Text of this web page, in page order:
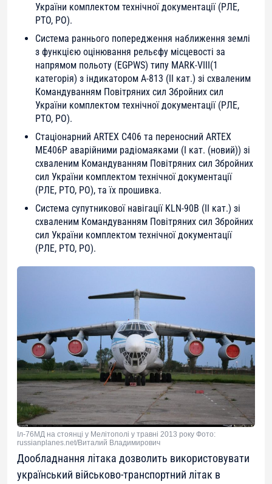
України комплектом технічної документації (РЛЕ,
РТО, РО).
Система раннього попередження наближення землі
з функцією оцінювання рельєфу місцевості за
напрямом польоту (EGPWS) типу MARK-VIII(1
категорія) з індикатором А-813 (ІІ кат.) зі схваленим
Командуванням Повітряних сил Збройних сил
України комплектом технічної документації (РЛЕ,
РТО, РО).
Стаціонарний ARTEX C406 та переносний ARTEX
ME406P аварійними радіомаяками (І кат. (новий)) зі
схваленим Командуванням Повітряних сил Збройних
сил України комплектом технічної документації
(РЛЕ, РТО, РО), та їх прошивка.
Система супутникової навігації KLN-90В (ІІ кат.) зі
схваленим Командуванням Повітряних сил Збройних
сил України комплектом технічної документації
(РЛЕ, РТО, РО).
Іл-76МД на стоянці у Мелітополі у травні 2013 року Фото:
russianplanes.net/Виталий Владимирович
Дообладнання літака дозволить використовувати
український військово-транспортний літак в